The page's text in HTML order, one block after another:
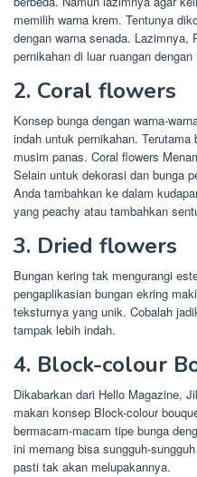
memilih warna krem. Tentunya
dengan warna senada. Lazimnya,
pernikahan di luar ruangan
2. Coral flowers
Konsep bunga dengan warna-
indah untuk pernikahan.
musim panas. Coral flowers
Selain untuk dekorasi dan bunga
Anda tambahkan ke dalam
yang peachy atau tambahkan
3. Dried flowers
Bungan kering tak mengurangi
pengaplikasian bungan ekring
teksturnya yang unik. Cobalah
tampak lebih indah.
4. Block-colour
Dikabarkan dari Hello Magazine,
makan konsep Block-colour
bermacam-macam tipe bunga
ini memang bisa sungguh-
pasti tak akan melupakannya.